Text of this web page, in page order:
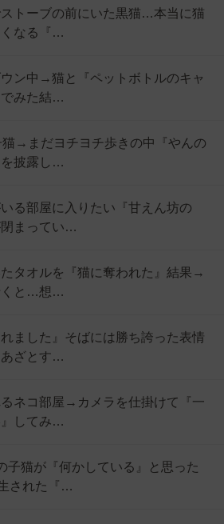
トーブの前にいた黒猫…本当に猫
くなる『…
ン中→猫と『ペットボトルのキャ
でみた結…
→まだヨチヨチ歩きの中『やんの
を披露し…
る部屋に入りたい『甘えん坊の
まってい…
タオルを『猫に奪われた』結果→
くと…想…
れました』そばには勝ち誇った表情
ざとす…
ネコ部屋→カメラを仕掛けて『一
してみ…
子猫が『何かしている』と思った
された『…